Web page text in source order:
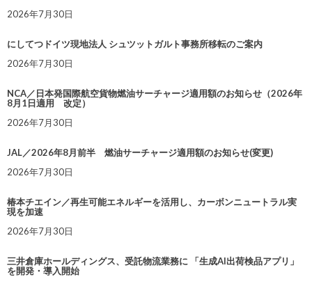
2026年7月30日
にしてつドイツ現地法人 シュツットガルト事務所移転のご案内
2026年7月30日
NCA／日本発国際航空貨物燃油サーチャージ適用額のお知らせ（2026年
8月1日適用 改定）
2026年7月30日
JAL／2026年8月前半 燃油サーチャージ適用額のお知らせ(変更)
2026年7月30日
椿本チエイン／再生可能エネルギーを活用し、カーボンニュートラル実
現を加速
2026年7月30日
三井倉庫ホールディングス、受託物流業務に 「生成AI出荷検品アプリ」
を開発・導入開始